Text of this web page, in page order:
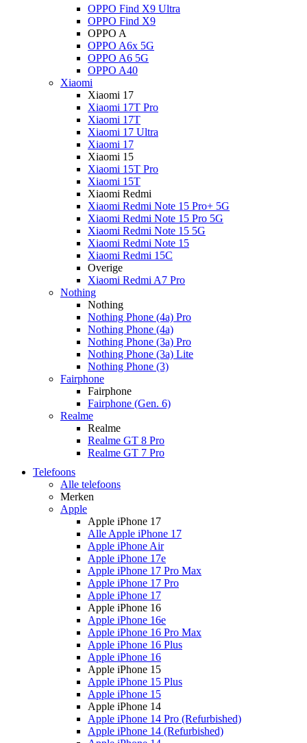
OPPO Find X9 Ultra
OPPO Find X9
OPPO A
OPPO A6x 5G
OPPO A6 5G
OPPO A40
Xiaomi
Xiaomi 17
Xiaomi 17T Pro
Xiaomi 17T
Xiaomi 17 Ultra
Xiaomi 17
Xiaomi 15
Xiaomi 15T Pro
Xiaomi 15T
Xiaomi Redmi
Xiaomi Redmi Note 15 Pro+ 5G
Xiaomi Redmi Note 15 Pro 5G
Xiaomi Redmi Note 15 5G
Xiaomi Redmi Note 15
Xiaomi Redmi 15C
Overige
Xiaomi Redmi A7 Pro
Nothing
Nothing
Nothing Phone (4a) Pro
Nothing Phone (4a)
Nothing Phone (3a) Pro
Nothing Phone (3a) Lite
Nothing Phone (3)
Fairphone
Fairphone
Fairphone (Gen. 6)
Realme
Realme
Realme GT 8 Pro
Realme GT 7 Pro
Telefoons
Alle telefoons
Merken
Apple
Apple iPhone 17
Alle Apple iPhone 17
Apple iPhone Air
Apple iPhone 17e
Apple iPhone 17 Pro Max
Apple iPhone 17 Pro
Apple iPhone 17
Apple iPhone 16
Apple iPhone 16e
Apple iPhone 16 Pro Max
Apple iPhone 16 Plus
Apple iPhone 16
Apple iPhone 15
Apple iPhone 15 Plus
Apple iPhone 15
Apple iPhone 14
Apple iPhone 14 Pro (Refurbished)
Apple iPhone 14 (Refurbished)